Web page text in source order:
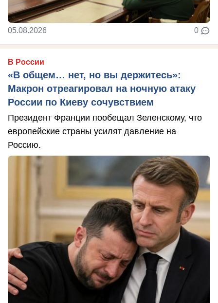
05.08.2026 0
В России
«В общем… нет, но вы держитесь»:
Макрон отреагировал на ночную атаку
России по Киеву сочувствием
Президент Франции пообещал Зеленскому, что
европейские страны усилят давление на
Россию.